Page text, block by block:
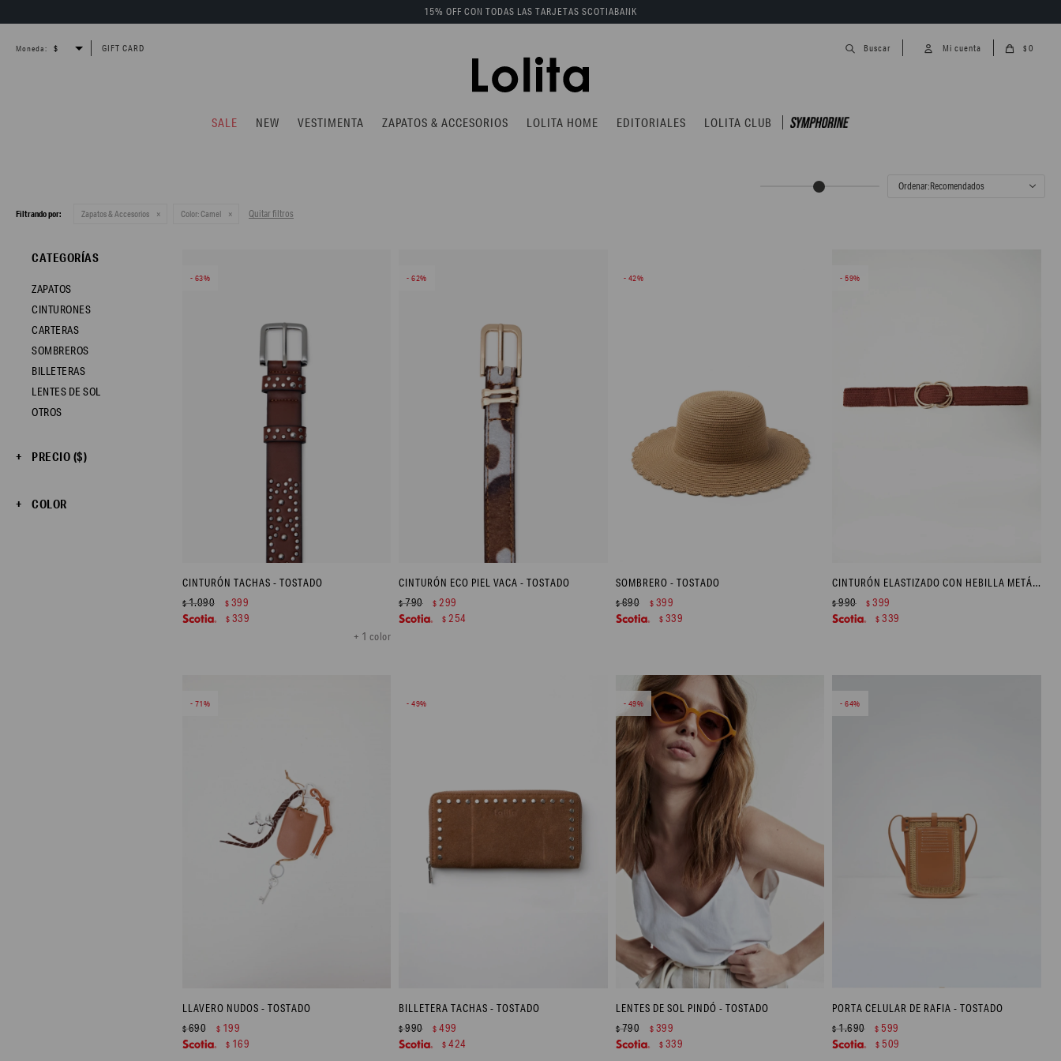
SALE NEW VESTIMENTA ZAPATOS & ACCESORIOS LOLITA HOME EDITORIALES LOLITA CLUB
$ 0
15% OFF CON TODAS LAS TARJETAS SCOTIABANK
Moneda: GIFT CARD
Recomendados
Filtrando por: Zapatos & Accesorios Color:Camel Quitar filtros
63
CINTURÓN TACHAS - TOSTADO
+ 1 color
$1.090 $ 399
$ 339
62
CINTURÓN ECO PIEL VACA - TOSTADO
$790 $ 299
$ 254
42
SOMBRERO - TOSTADO
$690 $ 399
$ 339
59
CINTURÓN ELASTIZADO CON HEBILLA METÁLICA - TOSTADO
$990 $ 399
$ 339
71
LLAVERO NUDOS - TOSTADO
$690 $ 199
$ 169
49
BILLETERA TACHAS - TOSTADO
$990 $ 499
$ 424
49
LENTES DE SOL PINDÓ - TOSTADO
$790 $ 399
$ 339
64
PORTA CELULAR DE RAFIA - TOSTADO
$1.690 $ 599
$ 509
CATEGORÍAS
ZAPATOS
CINTURONES
CARTERAS
SOMBREROS
BILLETERAS
LENTES DE SOL
OTROS
PRECIO ($)
COLOR